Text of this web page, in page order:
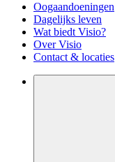
Oogaandoeningen
Dagelijks leven
Wat biedt Visio?
Over Visio
Contact & locaties